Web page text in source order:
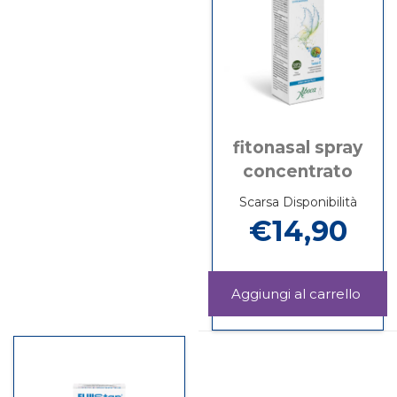
fitonasal spray
concentrato
Scarsa Disponibilità
€14,90
Informazioni
su Fitonasal